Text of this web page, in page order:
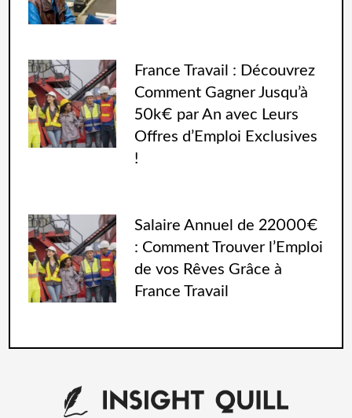
France Travail : Découvrez
Comment Gagner Jusqu’à
50k€ par An avec Leurs
Offres d’Emploi Exclusives
!
Salaire Annuel de 22000€
: Comment Trouver l’Emploi
de vos Rêves Grâce à
France Travail